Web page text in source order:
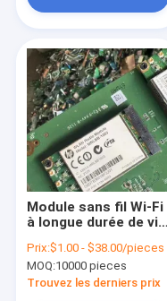
Module sans fil Wi-Fi
à longue durée de vie
fréquences inconnue
et une technologie
sans fil
Prix:$1.00 - $38.00/pieces
MOQ:10000 pieces
Trouvez les derniers prix